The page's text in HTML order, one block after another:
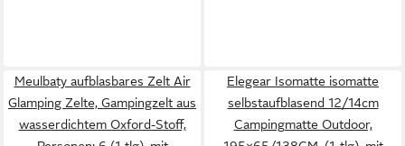
Meulbaty aufblasbares Zelt Air
Glamping Zelte, Gampingzelt aus
wasserdichtem Oxford-Stoff,
Elegear Isomatte isomatte
selbstaufblasend 12/14cm
Campingmatte Outdoor,